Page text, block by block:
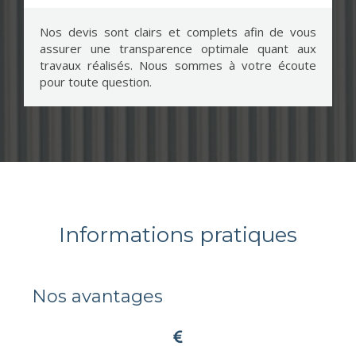
Nos devis sont clairs et complets afin de vous
assurer une transparence optimale quant aux
travaux réalisés. Nous sommes à votre écoute
pour toute question.
Informations pratiques
Nos avantages